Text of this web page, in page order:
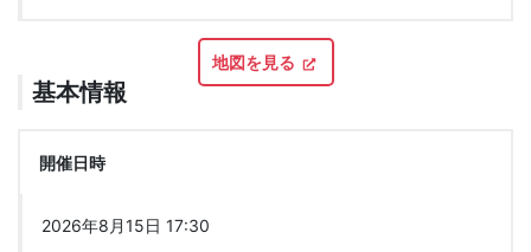
地図を見る
基本情報
開催日時
2026年8月15日 17:30